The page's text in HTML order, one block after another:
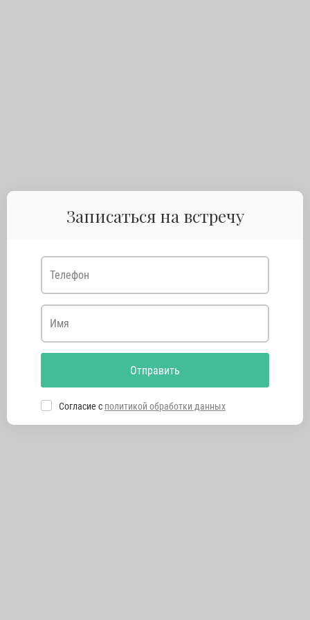
Записаться на встречу
Телефон
Имя
Отправить
Согласие с политикой обработки данных